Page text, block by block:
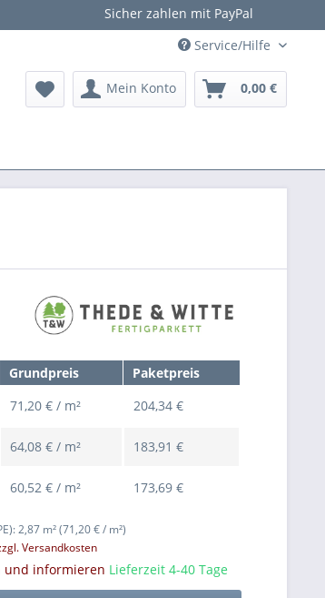
Sicher zahlen mit PayPal
Service/Hilfe
Mein Konto 0,00 €
Grundpreis
Paketpreis
71,20 € / m² 204,34 €
64,08 € / m² 183,91 €
60,52 € / m² 173,69 €
2,87 m²(71,20 € / m²)
Versandkosten
und informieren Lieferzeit 4-40 Tage